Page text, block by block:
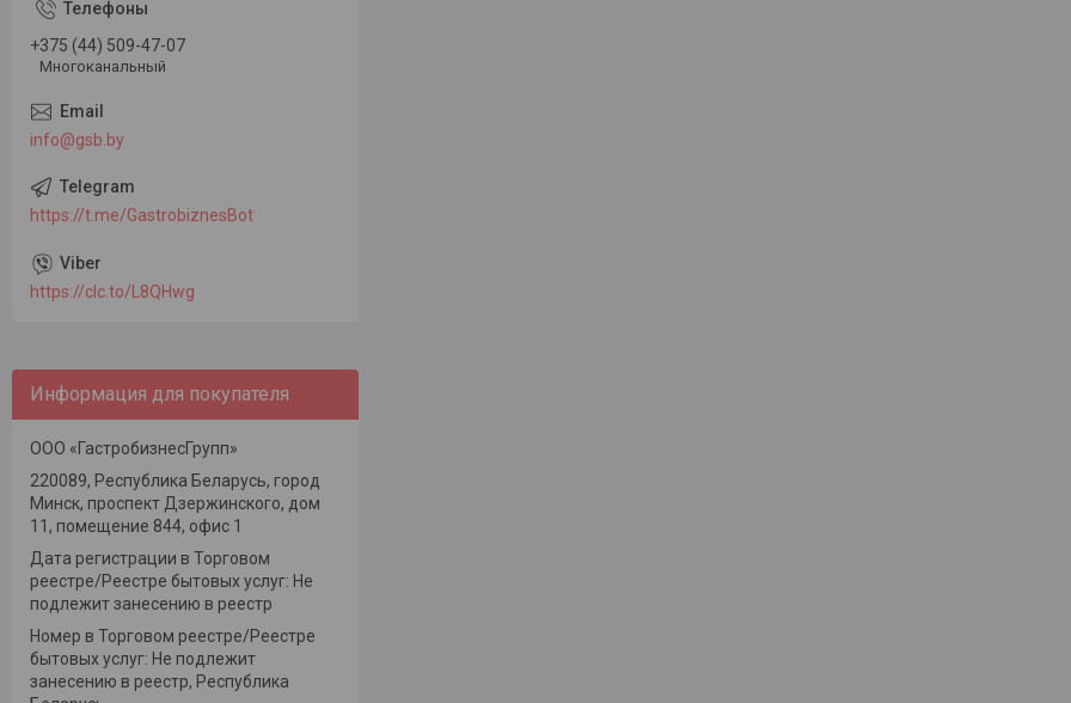
+375 (44) 509-47-07
Многоканальный
info@gsb.by
https://t.me/GastrobiznesBot
https://clc.to/L8QHwg
Информация для покупателя
ООО «ГастробизнесГрупп»
220089, Республика Беларусь, город
Минск, проспект Дзержинского, дом
11, помещение 844, офис 1
Дата регистрации в Торговом
реестре/Реестре бытовых услуг: Не
подлежит занесению в реестр
Номер в Торговом реестре/Реестре
бытовых услуг: Не подлежит
занесению в реестр, Республика